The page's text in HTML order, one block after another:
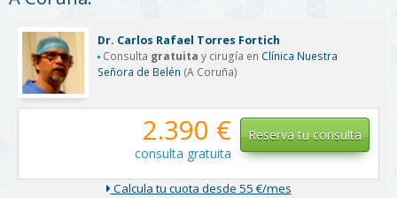
Dr. Carlos Rafael Torres Fortich
Consulta gratuita y cirugía en Clínica Nuestra
Señora de Belén (A Coruña)
2.390 €
consulta gratuita
Reserva tu consulta
Calcula tu cuota desde 55 €/mes